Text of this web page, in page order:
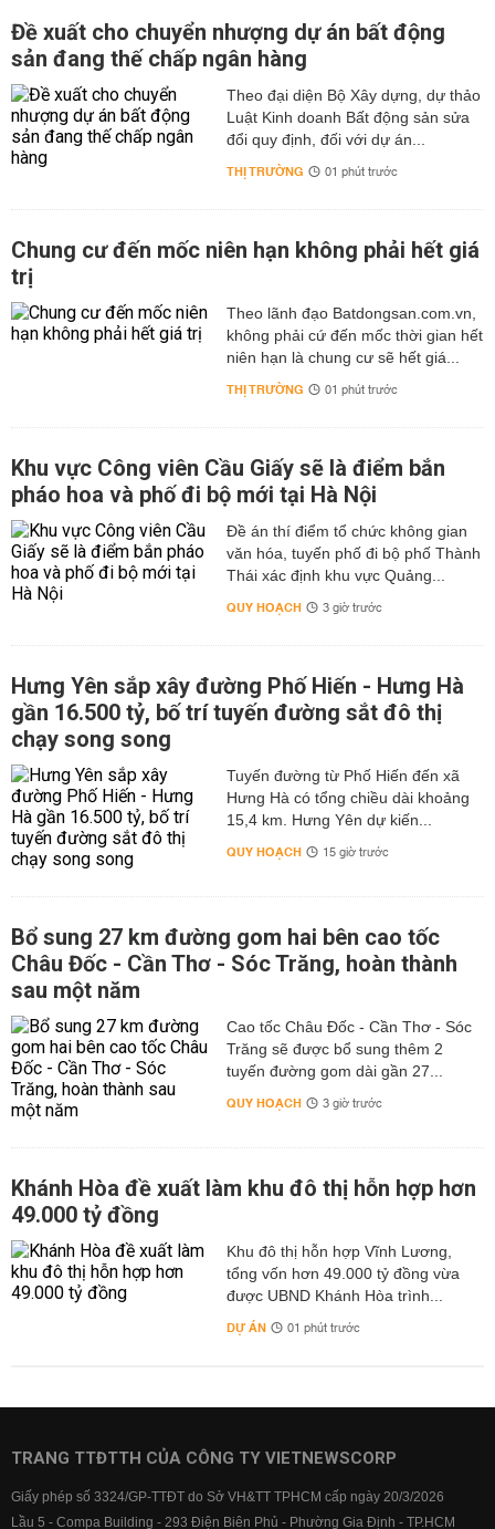
Đề xuất cho chuyển nhượng dự án bất động
sản đang thế chấp ngân hàng
Theo đại diện Bộ Xây dựng, dự thảo
Luật Kinh doanh Bất động sản sửa
đổi quy định, đối với dự án...
THỊ TRƯỜNG 01 phút trước
Chung cư đến mốc niên hạn không phải hết giá
trị
Theo lãnh đạo Batdongsan.com.vn,
không phải cứ đến mốc thời gian hết
niên hạn là chung cư sẽ hết giá...
THỊ TRƯỜNG 01 phút trước
Khu vực Công viên Cầu Giấy sẽ là điểm bắn
pháo hoa và phố đi bộ mới tại Hà Nội
Đề án thí điểm tổ chức không gian
văn hóa, tuyến phố đi bộ phố Thành
Thái xác định khu vực Quảng...
QUY HOẠCH 3 giờ trước
Hưng Yên sắp xây đường Phố Hiến - Hưng Hà
gần 16.500 tỷ, bố trí tuyến đường sắt đô thị
chạy song song
Tuyến đường từ Phố Hiến đến xã
Hưng Hà có tổng chiều dài khoảng
15,4 km. Hưng Yên dự kiến...
QUY HOẠCH 15 giờ trước
Bổ sung 27 km đường gom hai bên cao tốc
Châu Đốc - Cần Thơ - Sóc Trăng, hoàn thành
sau một năm
Cao tốc Châu Đốc - Cần Thơ - Sóc
Trăng sẽ được bổ sung thêm 2
tuyến đường gom dài gần 27...
QUY HOẠCH 3 giờ trước
Khánh Hòa đề xuất làm khu đô thị hỗn hợp hơn
49.000 tỷ đồng
Khu đô thị hỗn hợp Vĩnh Lương,
tổng vốn hơn 49.000 tỷ đồng vừa
được UBND Khánh Hòa trình...
DỰ ÁN 01 phút trước
TRANG TTĐTTH CỦA CÔNG TY VIETNEWSCORP
Giấy phép số 3324/GP-TTĐT do Sở VH&TT TPHCM cấp ngày 20/3/2026
Lầu 5 - Compa Building - 293 Điện Biên Phủ - Phường Gia Định - TP.HCM